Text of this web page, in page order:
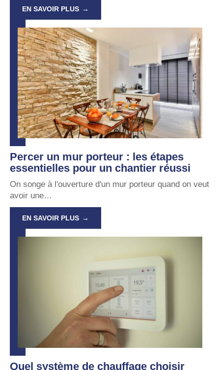
EN SAVOIR PLUS
Percer un mur porteur : les étapes
essentielles pour un chantier réussi
On songe à l'ouverture d'un mur porteur quand on veut
avoir une…
EN SAVOIR PLUS
Quel système de chauffage choisir